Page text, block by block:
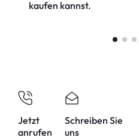
kaufen kannst.
Jetzt
anrufen
Schreiben Sie
uns